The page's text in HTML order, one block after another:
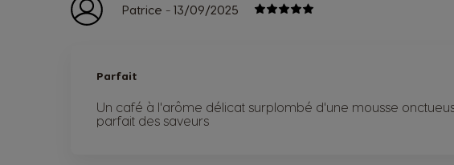
Patrice - 13/09/2025
Parfait
Un café à l'arôme délicat surplombé d'une mousse
parfait des saveurs